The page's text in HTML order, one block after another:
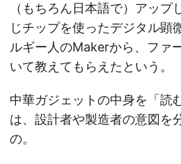
（もちろん日本語で）アップ
じチップを使ったデジタル顕
ルギー人のMakerから、ファ
いて教えてもらえたという。
中華ガジェットの中身を「読
は、設計者や製造者の意図を
の。